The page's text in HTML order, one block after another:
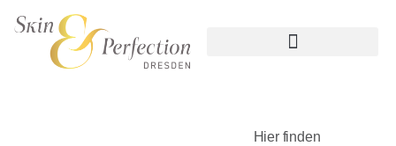
Hier finden